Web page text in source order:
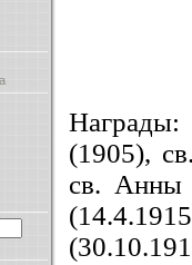
(1905),
св. Анны